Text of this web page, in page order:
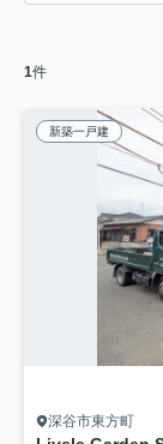
1件
新築一戸建
深谷市東方町